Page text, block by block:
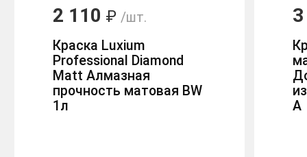
2 110 ₽ /шт.
Краска Luxium
Professional Diamond
Matt Алмазная
прочность матовая BW
1л
А